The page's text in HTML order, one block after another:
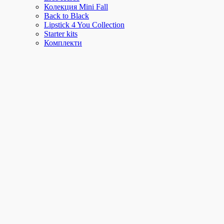
Колекция Mini Fall
Back to Black
Lipstick 4 You Collection
Starter kits
Комплекти